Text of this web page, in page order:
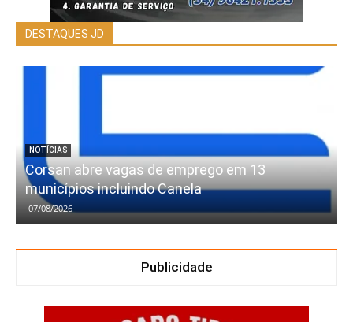
DESTAQUES JD
NOTÍCIAS
Corsan abre vagas de emprego em 13
municípios incluindo Canela
07/08/2026
Publicidade